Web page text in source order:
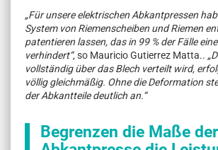
„Für unsere elektrischen Abkantpressen
System von Riemenscheiben und Riemen
patentieren lassen, das in 99 % der Fälle
verhindert“,so Mauricio Gutierrez Matta..
vollständig über das Blech verteilt wird,
völlig gleichmäßig. Ohne die Deformation
der Abkantteile deutlich an.“
Begrenzen die Maße der